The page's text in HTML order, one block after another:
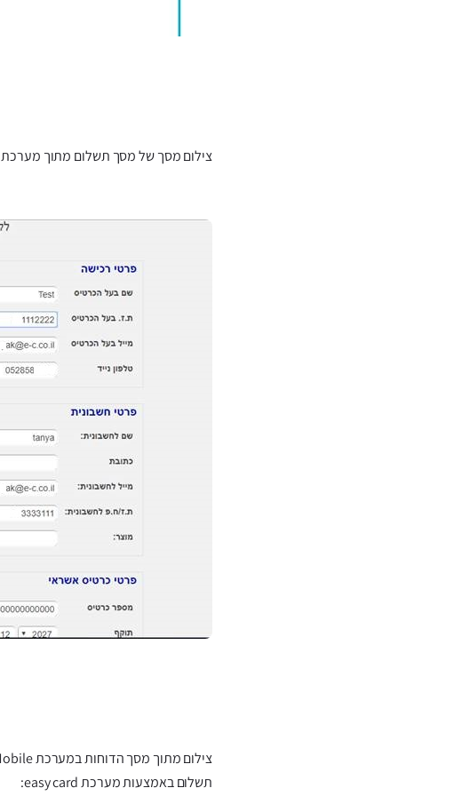
צילום מסך של מסך תשלום מתוך מערכת easy card:
תשלום באמצעות מערכת easy card: